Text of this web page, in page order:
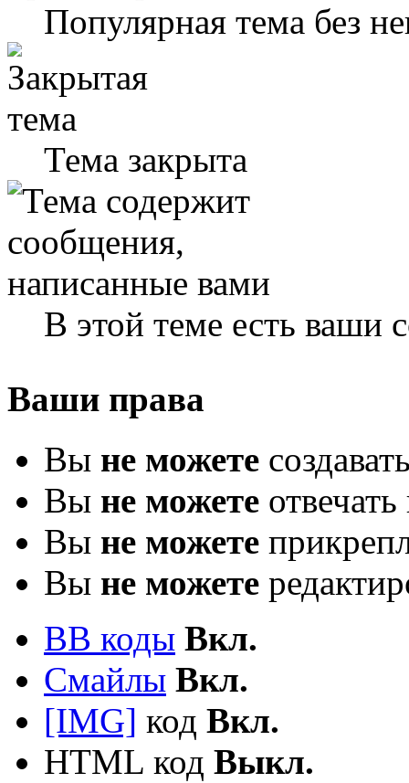
Популярная тема без
Тема закрыта
В этой теме есть ваши
Ваши права
Вы не можете
Вы не можете
Вы не можете
Вы не можете
BB коды Вкл.
Смайлы Вкл.
[IMG] код Вкл.
HTML код Выкл.